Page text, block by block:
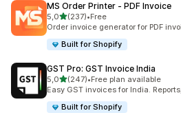
MS Order Printer ‑ PDF Invoice
5,0z 5 hvězd
(237)
Celkový počet recenzí: 237
•Free
Order invoice generator for PDF
Built for Shopify
GST Pro: GST Invoice India
5,0z 5 hvězd
(247)
Celkový počet recenzí: 247
•Free plan available
Easy GST invoices for India.
Built for Shopify